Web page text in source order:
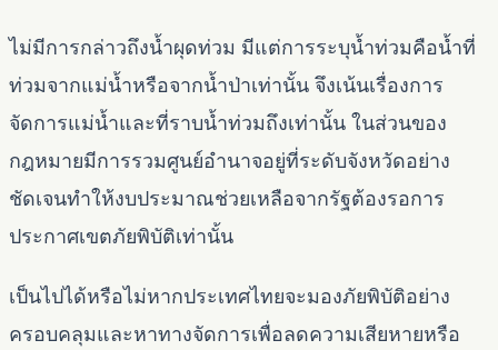
ไม่มีการกล่าวถึงน้ำผุดท่วม มีแต่การระบุน้ำท่วมคือน้ำที่
ท่วมจากแม่น้ำหรือจากน้ำป่าเท่านั้น จึงเน้นเรื่องการ
จัดการแม่น้ำและที่ราบน้ำท่วมถึงเท่านั้น ในส่วนของ
กฎหมายมีการรวมศูนย์อำนาจอยู่ที่ระดับจังหวัดอย่าง
ชัดเจนทำให้งบประมาณช่วยเหลือจากรัฐต้องรอการ
ประกาศเขตภัยพิบัติเท่านั้น
เป็นไปได้หรือไม่หากประเทศไทยจะมองภัยพิบัติอย่าง
ครอบคลุมและหาทางจัดการเพื่อลดความเสียหายหรือ